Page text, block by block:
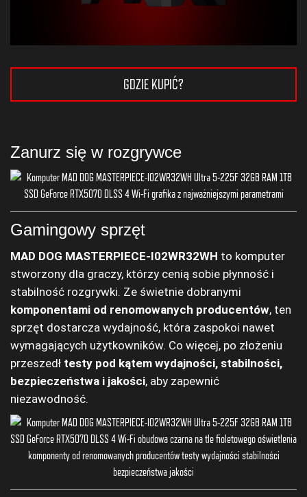
GDZIE KUPIĆ?
Zanurz się w rozgrywce
Gamingowy sprzęt
MAD DOG MASTERPIECE-I02WR32WH to komputer
stworzony dla graczy, którzy cenią sobie płynność i
stabilność rozgrywki. Ze świetnie dobranymi
komponentami od renomowanych producentów, ten
sprzęt dostarcza wydajność, która zaspokoi nawet
wymagających użytkowników. Co więcej, po złożeniu
przeszedł testy pod kątem wydajności, stabilności,
bezpieczeństwa i jakości, aby zapewnić
niezawodność.